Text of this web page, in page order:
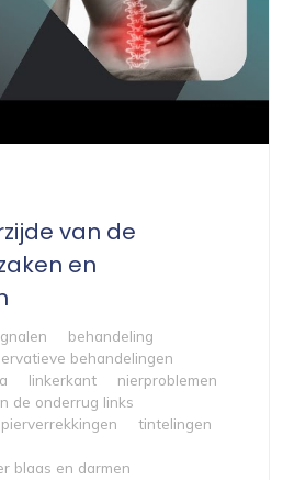
van de
en
behandeling
behandelingen
linkerkant
nierproblemen
de onderrug links
tintelingen
blaas en darmen